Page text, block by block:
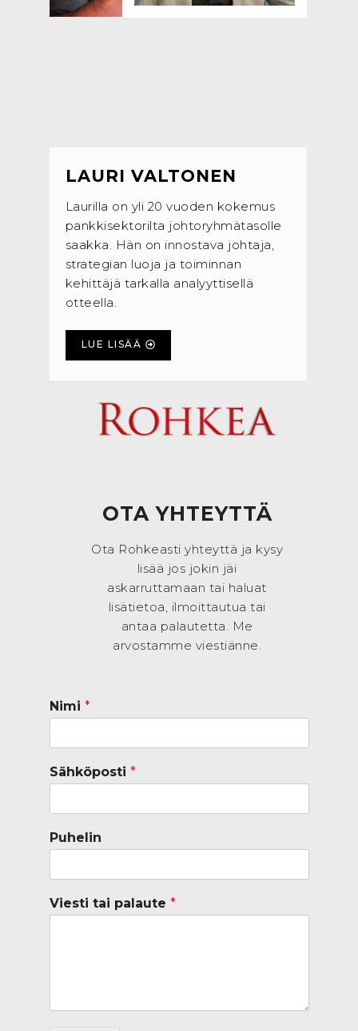
LAURI VALTONEN
Laurilla on yli 20 vuoden kokemus
pankkisektorilta johtoryhmätasolle
saakka. Hän on innostava johtaja,
strategian luoja ja toiminnan
kehittäjä tarkalla analyyttisellä
otteella.
LUE LISÄÄ
OTA YHTEYTTÄ
Ota Rohkeasti yhteyttä ja kysy
lisää jos jokin jäi
askarruttamaan tai haluat
lisätietoa, ilmoittautua tai
antaa palautetta. Me
arvostamme viestiänne.
Nimi *
Sähköposti *
Puhelin
Viesti tai palaute *